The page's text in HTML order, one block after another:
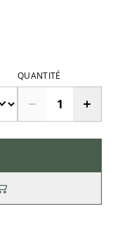
QUANTITÉ